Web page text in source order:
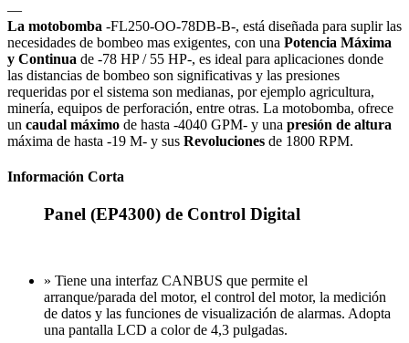
—
La motobomba -FL250-OO-78DB-B-, está diseñada para suplir las
necesidades de bombeo mas exigentes, con una Potencia Máxima
y Continua de -78 HP / 55 HP-, es ideal para aplicaciones donde
las distancias de bombeo son significativas y las presiones
requeridas por el sistema son medianas, por ejemplo agricultura,
minería, equipos de perforación, entre otras. La motobomba, ofrece
un caudal máximo de hasta -4040 GPM- y una presión de altura
máxima de hasta -19 M- y sus Revoluciones de 1800 RPM.
Información Corta
Panel (EP4300) de Control Digital
» Tiene una interfaz CANBUS que permite el
arranque/parada del motor, el control del motor, la medición
de datos y las funciones de visualización de alarmas. Adopta
una pantalla LCD a color de 4,3 pulgadas.